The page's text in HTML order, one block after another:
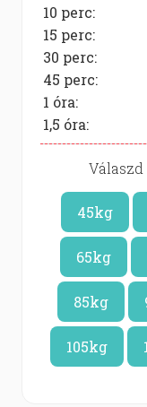
10 perc:
15 perc:
30 perc:
45 perc:
1 óra:
1,5 óra:
45kg
65kg
85kg
105kg